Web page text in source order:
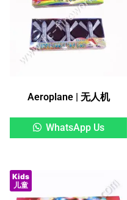
Aeroplane | 无人机
WhatsApp Us
Kids
儿童